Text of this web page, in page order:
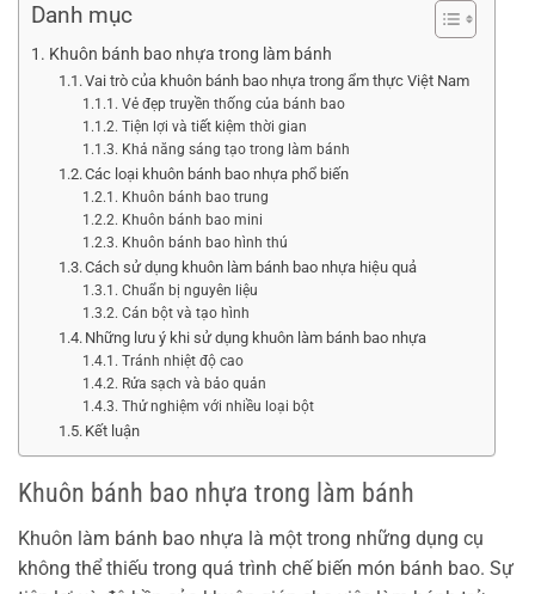
Danh mục
Khuôn bánh bao nhựa trong làm bánh
Vai trò của khuôn bánh bao nhựa trong ẩm thực Việt Nam
Vẻ đẹp truyền thống của bánh bao
Tiện lợi và tiết kiệm thời gian
Khả năng sáng tạo trong làm bánh
Các loại khuôn bánh bao nhựa phổ biến
Khuôn bánh bao trung
Khuôn bánh bao mini
Khuôn bánh bao hình thú
Cách sử dụng khuôn làm bánh bao nhựa hiệu quả
Chuẩn bị nguyên liệu
Cán bột và tạo hình
Những lưu ý khi sử dụng khuôn làm bánh bao nhựa
Tránh nhiệt độ cao
Rửa sạch và bảo quản
Thử nghiệm với nhiều loại bột
Kết luận
Khuôn bánh bao nhựa trong làm bánh
Khuôn làm bánh bao nhựa là một trong những dụng cụ
không thể thiếu trong quá trình chế biến món bánh bao. Sự